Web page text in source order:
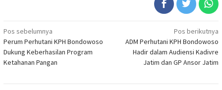
Navigasi
pos
Pos sebelumnya
Perum Perhutani KPH Bondowoso
Dukung Keberhasilan Program
Ketahanan Pangan
Pos berikutnya
ADM Perhutani KPH Bondowoso
Hadir dalam Audiensi Kadivre
Jatim dan GP Ansor Jatim